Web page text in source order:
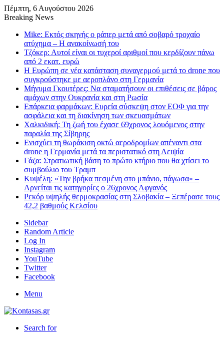
Πέμπτη, 6 Αυγούστου 2026
Breaking News
Mike: Εκτός σκηνής ο ράπερ μετά από σοβαρό τροχαίο
ατύχημα – Η ανακοίνωσή του
Τζόκερ: Αυτοί είναι οι τυχεροί αριθμοί που κερδίζουν πάνω
από 2 εκατ. ευρώ
Η Ευρώπη σε νέα κατάσταση συναγερμού μετά το drone που
συγκρούστηκε με αεροπλάνο στη Γερμανία
Μήνυμα Γκουτέρες: Να σταματήσουν οι επιθέσεις σε βάρος
αμάχων στην Ουκρανία και στη Ρωσία
Επάρκεια φαρμάκων: Ευρεία σύσκεψη στον ΕΟΦ για την
ασφάλεια και τη διακίνηση των σκευασμάτων
Χαλκιδική: Τη ζωή του έχασε 69χρονος λουόμενος στην
παραλία της Σίβηρης
Ενισχύει τη θωράκιση οκτώ αεροδρομίων απέναντι στα
drone η Γερμανία μετά τα περιστατικό στη Λειψία
Γάζα: Στρατιωτική βάση το πρώτο κτήριο που θα χτίσει το
συμβούλιο του Τραμπ
Κυψέλη: «Την βρήκα πεσμένη στο μπάνιο, πάγωσα» –
Αρνείται τις κατηγορίες ο 26χρονος Αφγανός
Ρεκόρ υψηλής θερμοκρασίας στη Σλοβακία – Ξεπέρασε τους
42,2 βαθμούς Κελσίου
Sidebar
Random Article
Log In
Instagram
YouTube
Twitter
Facebook
Menu
Search for